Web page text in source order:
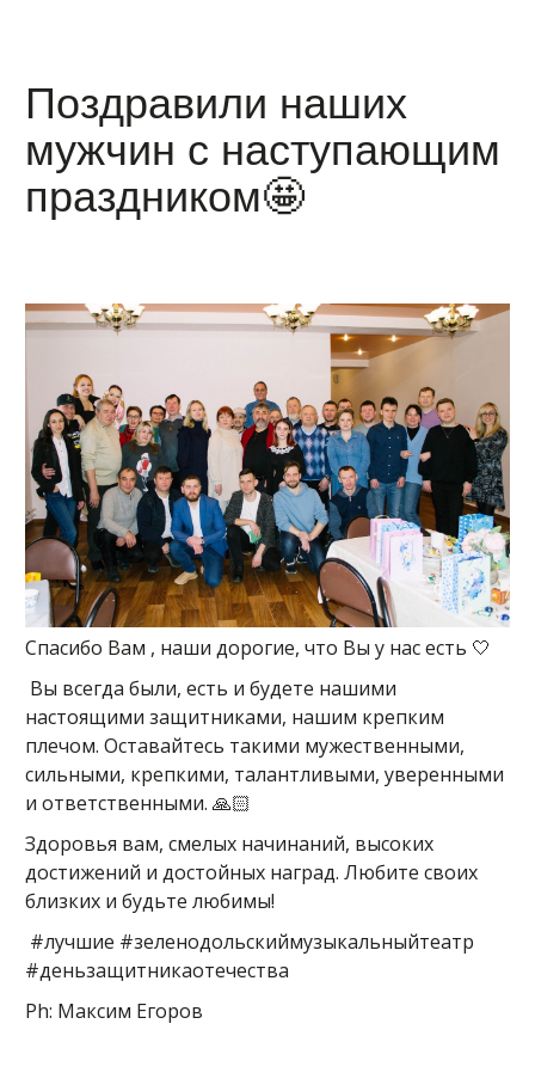
Поздравили наших
мужчин с наступающим
праздником🤩
Спасибо Вам , наши дорогие, что Вы у нас есть 🤍
Вы всегда были, есть и будете нашими
настоящими защитниками, нашим крепким
плечом. Оставайтесь такими мужественными,
сильными, крепкими, талантливыми, уверенными
и ответственными. 🙏🏻
Здоровья вам, смелых начинаний, высоких
достижений и достойных наград. Любите своих
близких и будьте любимы!
#лучшие #зеленодольскиймузыкальныйтеатр
#деньзащитникаотечества
Ph: Максим Егоров